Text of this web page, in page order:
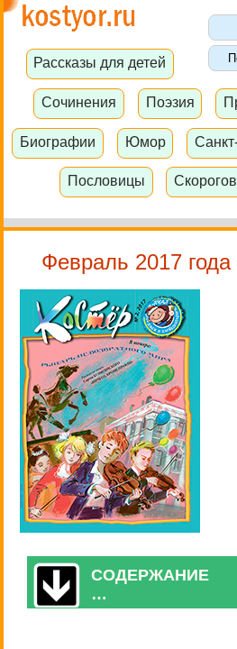
Рассказы для детей
Сочинения Поэзия
Биографии Юмор
Пословицы
Февраль 2017 года
СОДЕРЖАНИЕ
…